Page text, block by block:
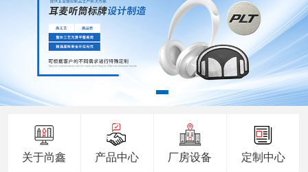
关于尚鑫 产品中心 厂房设备 定制中心